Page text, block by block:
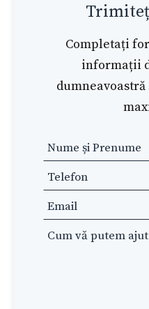
Completați
informații
Leave
this
field
blank